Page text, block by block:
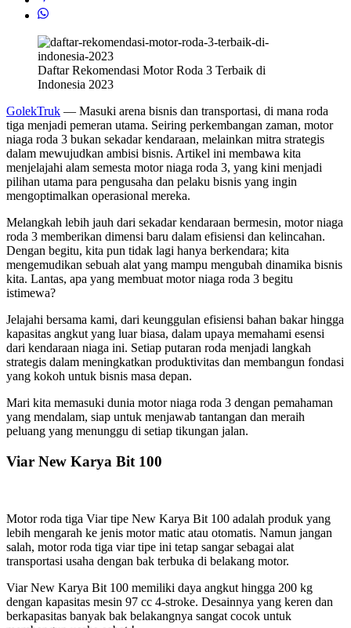
Daftar Rekomendasi Motor Roda 3 Terbaik di
Indonesia 2023
GolekTruk — Masuki arena bisnis dan transportasi, di mana roda
tiga menjadi pemeran utama. Seiring perkembangan zaman, motor
niaga roda 3 bukan sekadar kendaraan, melainkan mitra strategis
dalam mewujudkan ambisi bisnis. Artikel ini membawa kita
menjelajahi alam semesta motor niaga roda 3, yang kini menjadi
pilihan utama para pengusaha dan pelaku bisnis yang ingin
mengoptimalkan operasional mereka.
Melangkah lebih jauh dari sekadar kendaraan bermesin, motor niaga
roda 3 memberikan dimensi baru dalam efisiensi dan kelincahan.
Dengan begitu, kita pun tidak lagi hanya berkendara; kita
mengemudikan sebuah alat yang mampu mengubah dinamika bisnis
kita. Lantas, apa yang membuat motor niaga roda 3 begitu
istimewa?
Jelajahi bersama kami, dari keunggulan efisiensi bahan bakar hingga
kapasitas angkut yang luar biasa, dalam upaya memahami esensi
dari kendaraan niaga ini. Setiap putaran roda menjadi langkah
strategis dalam meningkatkan produktivitas dan membangun fondasi
yang kokoh untuk bisnis masa depan.
Mari kita memasuki dunia motor niaga roda 3 dengan pemahaman
yang mendalam, siap untuk menjawab tantangan dan meraih
peluang yang menunggu di setiap tikungan jalan.
Viar New Karya Bit 100
Motor roda tiga Viar tipe New Karya Bit 100 adalah produk yang
lebih mengarah ke jenis motor matic atau otomatis. Namun jangan
salah, motor roda tiga viar tipe ini tetap sangar sebagai alat
transportasi usaha dengan bak terbuka di belakang motor.
Viar New Karya Bit 100 memiliki daya angkut hingga 200 kg
dengan kapasitas mesin 97 cc 4-stroke. Desainnya yang keren dan
berkapasitas banyak bak belakangnya sangat cocok untuk